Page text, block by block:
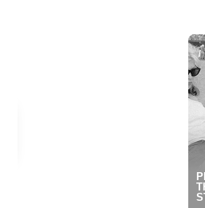
สไตล์ของเราสองคนจริง ๆ กา
ทำให้ประสบการณ์ครั้งนี้พิเศษ
รับที่ดีจากแฟนๆ ก็ยิ่งทำให้เร
คอยซัพพอร์ตพวกเรามาตลอดครั
นุนิว - ชวรินทร์ เพริศพิริย
ให้คอลเลกชันนี้ถ่ายทอดความ
ชอบลุคที่ดูดีแบบคลาสสิกแต่ซ่อน
ทำงานกับจิม ทอมป์สันและเฮีย
เห็นสิ่งที่เราตั้งใจครีเอตร่วมกัน